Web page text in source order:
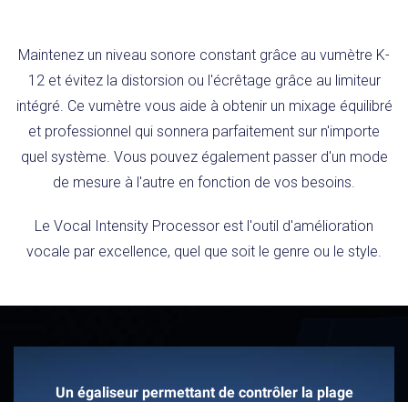
Maintenez un niveau sonore constant grâce au vumètre K-
12 et évitez la distorsion ou l'écrêtage grâce au limiteur
intégré. Ce vumètre vous aide à obtenir un mixage équilibré
et professionnel qui sonnera parfaitement sur n'importe
quel système. Vous pouvez également passer d'un mode
de mesure à l'autre en fonction de vos besoins.
Le Vocal Intensity Processor est l'outil d'amélioration
vocale par excellence, quel que soit le genre ou le style.
Un égaliseur permettant de contrôler la plage